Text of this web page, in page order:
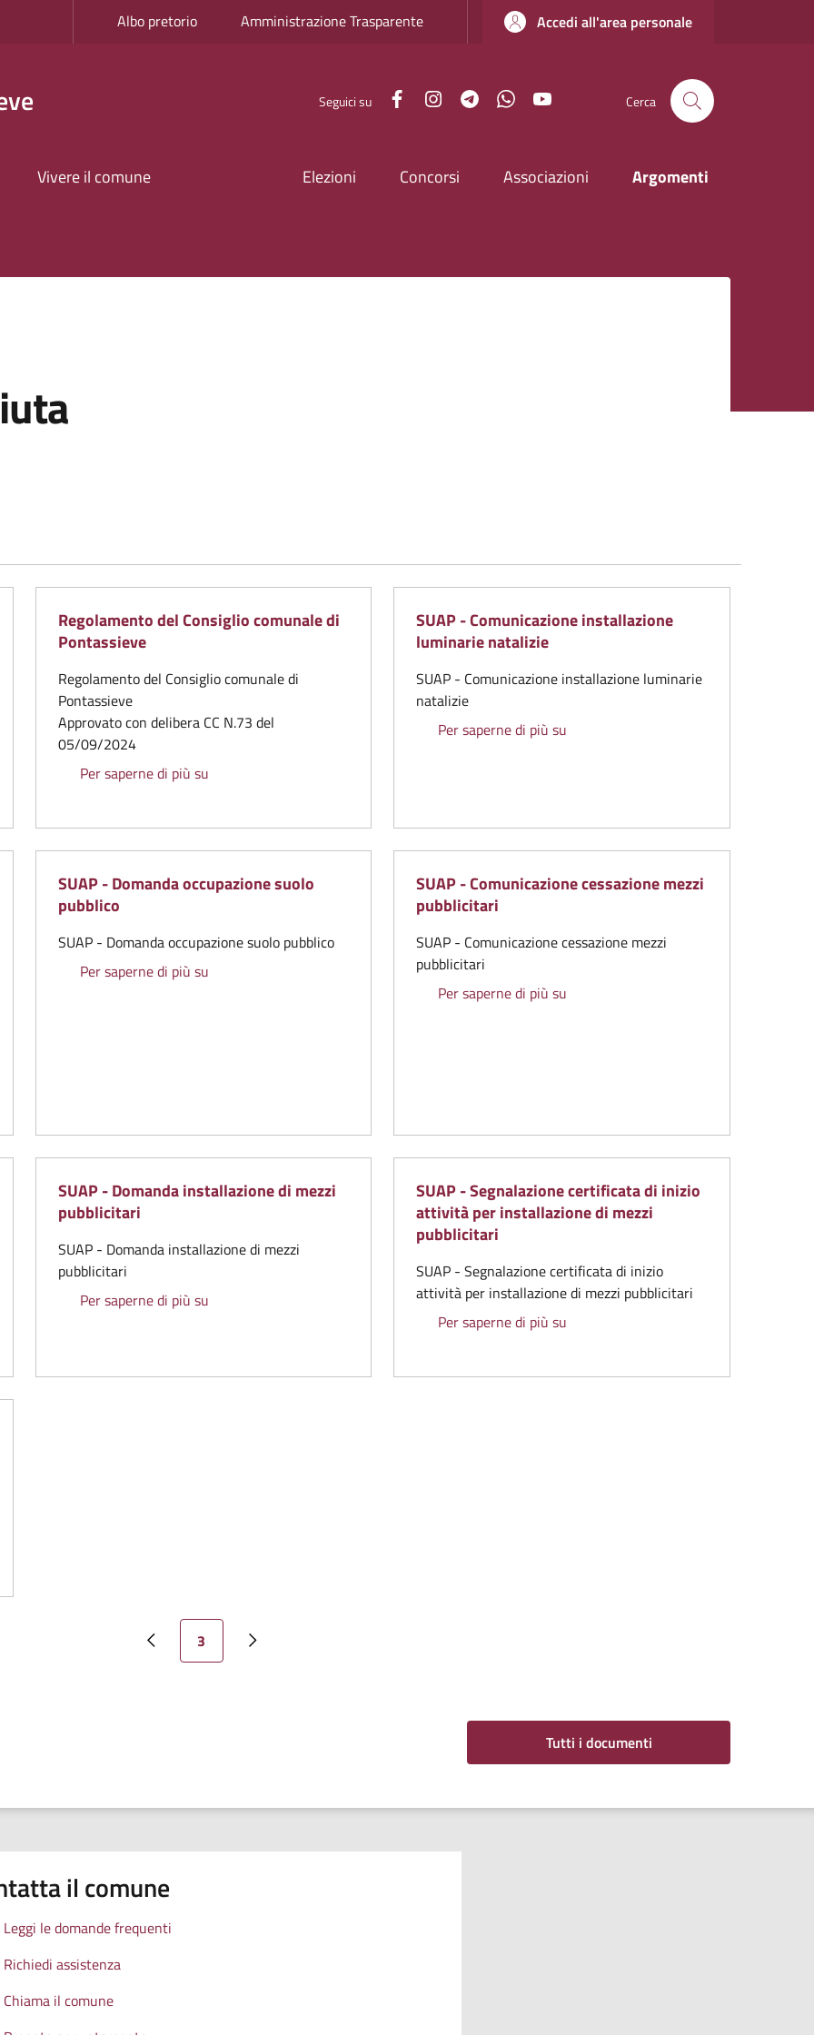
Albo pretorio Amministrazione Trasparente Accedi all'area personale
Seguici su FacebookInstagramTelegramWhatsApp Cerca
Vivere il comune Elezioni Concorsi Associazioni Argomenti
Regolamento del Consiglio comunale di
Pontassieve
Regolamento del Consiglio comunale di
Pontassieve
Approvato con delibera CC N.73 del
05/09/2024
Per saperne di più suRegolamento del Consiglio comunale di Pontassieve
SUAP - Comunicazione installazione
luminarie natalizie
SUAP - Comunicazione installazione luminarie
natalizie
Per saperne di più su
SUAP - Domanda occupazione suolo
pubblico
SUAP - Domanda occupazione suolo pubblico
Per saperne di più suSUAP - Domanda occupazione suolo pubblico
SUAP - Comunicazione cessazione mezzi
pubblicitari
SUAP - Comunicazione cessazione mezzi
pubblicitari
Per saperne di più su
variazione di autorizzazione mezzi pubblicitari
SUAP - Domanda installazione di mezzi
pubblicitari
SUAP - Domanda installazione di mezzi
pubblicitari
Per saperne di più suSUAP - Domanda installazione di mezzi pubblicitari
SUAP - Segnalazione certificata di inizio
attività per installazione di mezzi
pubblicitari
SUAP - Segnalazione certificata di inizio
attività per installazione di mezzi pubblicitari
Per saperne di più su
Pagina precedente
Pagina attuale
3
Pagina successiva
Tutti i documenti
il comune
Leggi le domande frequenti
Richiedi assistenza
Chiama il comune